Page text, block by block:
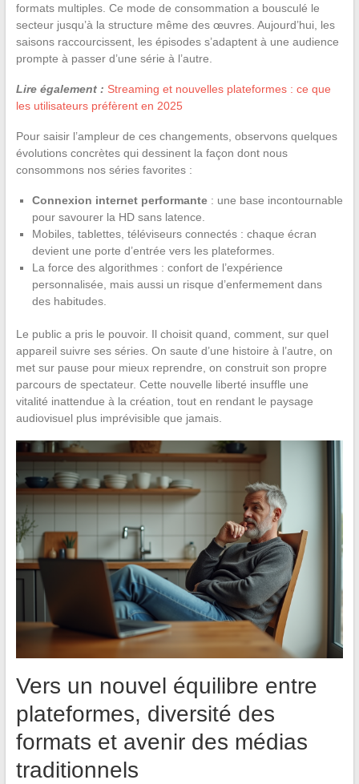
formats multiples. Ce mode de consommation a bousculé le
secteur jusqu’à la structure même des œuvres. Aujourd’hui, les
saisons raccourcissent, les épisodes s’adaptent à une audience
prompte à passer d’une série à l’autre.
Lire également : Streaming et nouvelles plateformes : ce que
les utilisateurs préfèrent en 2025
Pour saisir l’ampleur de ces changements, observons quelques
évolutions concrètes qui dessinent la façon dont nous
consommons nos séries favorites :
Connexion internet performante: une base incontournable
pour savourer la HD sans latence.
Mobiles, tablettes, téléviseurs connectés : chaque écran
devient une porte d’entrée vers les plateformes.
La force des algorithmes : confort de l’expérience
personnalisée, mais aussi un risque d’enfermement dans
des habitudes.
Le public a pris le pouvoir. Il choisit quand, comment, sur quel
appareil suivre ses séries. On saute d’une histoire à l’autre, on
met sur pause pour mieux reprendre, on construit son propre
parcours de spectateur. Cette nouvelle liberté insuffle une
vitalité inattendue à la création, tout en rendant le paysage
audiovisuel plus imprévisible que jamais.
Vers un nouvel équilibre entre
plateformes, diversité des
formats et avenir des médias
traditionnels